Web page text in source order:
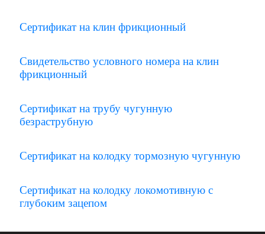
Сертификат на клин фрикционный
Свидетельство условного номера на клин
фрикционный
Сертификат на трубу чугунную
безраструбную
Сертификат на колодку тормозную чугунную
Сертификат на колодку локомотивную с
глубоким зацепом